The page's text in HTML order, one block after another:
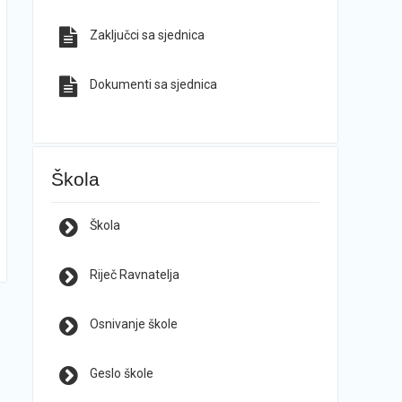
Zaključci sa sjednica
Dokumenti sa sjednica
Škola
Škola
Riječ Ravnatelja
Osnivanje škole
Geslo škole